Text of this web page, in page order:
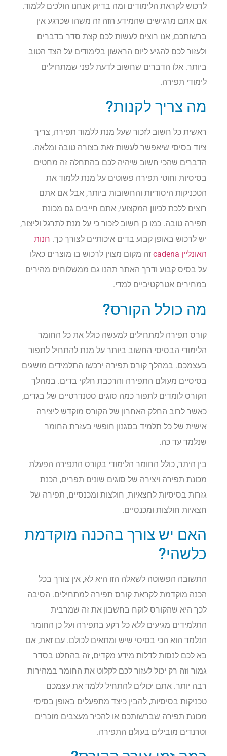
לרכוש לקראת הלימודים ומה בדיוק אנחנו הולכים ללמוד.
אם אתם מרגישים שהמידע הזה זה משהו שכרגע אין
ברשותכם, אנו רוצים לעשות לכם קצת סדר בדברים
ולעזור לכם להגיע ליום הראשון בלימודים על הצד הטוב
ביותר. אלו הדברים שחשוב לדעת לפני שמתחילים
לימודי תפירה.
מה צריך לקנות?
ראשית כל חשוב לזכור שעל מנת ללמוד תפירה, צריך
ציוד בסיסי שיאפשר לעשות זאת בצורה טובה ומלאה.
הדברים שהכי חשוב שיהיה לכם בהתחלה זה מחטים
בסיסיות וחוטי תפירה פשוטים על מנת ללמוד את
הטכניקות היסודיות והחשובות ביותר, אבל אם אתם
רוצים ללכת לכיוון המקצועי, אתם חייבים גם מכונת
תפירה טובה. כמו כן חשוב לזכור כי על מנת לתרגל וליצור,
יש לרכוש באופן קבוע בדים איכותיים לצורך כך.חנות
האונליין cadena
זה מקום מצוין לרכוש בו מוצרים כאלו
על בסיס קבוע ודרך האתר תהנו גם ממשלוחים מהירים
במחירים אטרקטיביים למדי.
מה כולל הקורס?
קורס תפירה למתחילים למעשה כולל את כל החומר
הלימודי הבסיסי החשוב ביותר על מנת להתחיל לתפור
בעצמכם. במהלך קורס תפירה ירכשו התלמידים מושגים
בסיסיים מעולם התפירה והרכבת חלקי בדים. במהלך
הקורס לומדים לתפור כמה סוגים סטנדרטיים של בגדים,
כאשר לרוב החלק האחרון של הקורס מוקדש ליצירה
אישית של כל תלמיד בסגנון חופשי בעזרת החומר
שנלמד עד כה.
בין היתר, כולל החומר הלימודי בקורס התפירה הפעלת
מכונת תפירה ויצירה של סוגים שונים תפרים, הכנת
גזרות בסיסיות לחצאיות, חולצות ומכנסיים, תפירה של
חצאיות חולצות ומכנסיים.
האם יש צורך בהכנה מוקדמת
כלשהי?
התשובה הפשוטה לשאלה הזו היא לא, אין צורך בכל
הכנה מוקדמת לקראת קורס תפירה למתחילים. הסיבה
לכך היא שהקורס לוקח בחשבון את זה שמרבית
התלמידים מגיעים ללא כל רקע בתפירה ועל כן החומר
הנלמד הוא הכי בסיסי שיש ומתאים לכולם. עם זאת, אם
בא לכם לנסות לדלות מידע מקדים, זה בהחלט בסדר
גמור וזה רק יכול לעזור לכם לקלוט את החומר במהירות
רבה יותר. אתם יכולים להתחיל ללמד את עצמכם
טכניקות בסיסיות, להבין כיצד מתפעלים באופן בסיסי
מכונת תפירה שברשותכם או להכיר מעצבים מוכרים
וטרנדים מובילים בעולם התפירה.